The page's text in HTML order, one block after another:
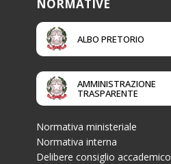
NORMATIVE
ALBO PRETORIO
AMMINISTRAZIONE
TRASPARENTE
Normativa ministeriale
Normativa interna
Delibere consiglio accademico